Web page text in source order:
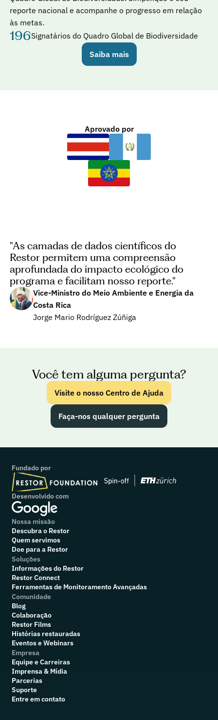
reporte nacional e acompanhe o progresso em relação
às metas.
196Signatários do Quadro Global de Biodiversidade
Saiba mais
Aprovado por
"As camadas de dados científicos do
Restor permitem uma compreensão
aprofundada do impacto ecológico do
programa e facilitam nosso reporte."
Vice-Ministro do Meio Ambiente e Energia da
Costa Rica
Jorge Mario Rodríguez Zúñiga
Você tem alguma pergunta?
Visite o nosso Centro de Ajuda
Faça-nos qualquer pergunta
Fundado por
Desenvolvido com
Nossa missão
Descubra o Restor
Quem servimos
Doe para a Restor
Soluções
Informações do Restor
Restor Connect
Ferramentas de Monitoramento Avançadas
Comunidade
Blog
Colaboração
Restor Films
Histórias restauradas
Eventos e Webinars
Empresa
Equipe e Carreiras
Imprensa & Mídia
Parcerias
Suporte
Entre em contato